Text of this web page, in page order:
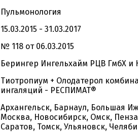
Пульмонология
15.03.2015 - 31.03.2017
№ 118 от 06.03.2015
Берингер Ингельхайм РЦВ ГмбХ и
Тиотропиум + Олодатерол
ингаляций - РЕСПИМАТ®
Архангельск, Барнаул, Большая
Москва, Новосибирск, Омск,
Саратов, Томск, Ульяновск,